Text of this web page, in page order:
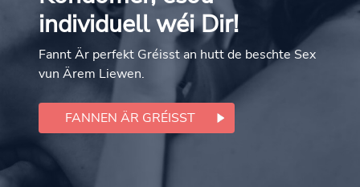
individuell wéi Dir!
Fannt Är perfekt Gréisst an hutt de beschte Sex
vun Ärem Liewen.
FANNEN ÄR GRÉISST